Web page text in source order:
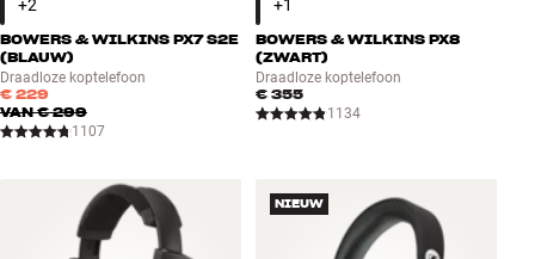
BOWERS & WILKINS PX7 S2E
(BLAUW)
Draadloze koptelefoon
€ 229
VAN€ 299
1107
BOWERS & WILKINS PX8
(ZWART)
Draadloze koptelefoon
€ 355
1134
NIEUW